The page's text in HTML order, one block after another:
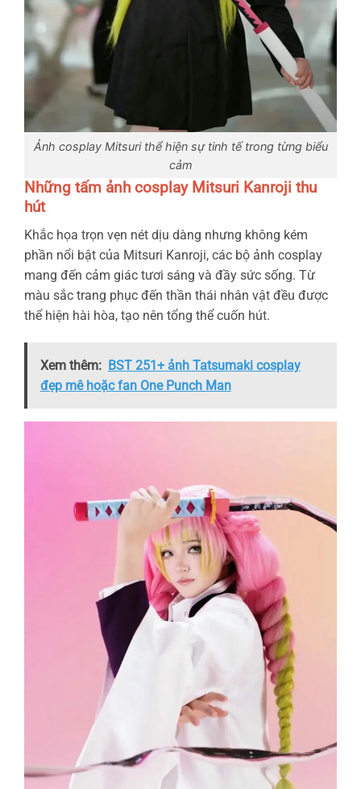
Ảnh cosplay Mitsuri thể hiện sự tinh tế trong từng biểu
cảm
Những tấm ảnh cosplay Mitsuri Kanroji thu
hút
Khắc họa trọn vẹn nét dịu dàng nhưng không kém
phần nổi bật của Mitsuri Kanroji, các bộ ảnh cosplay
mang đến cảm giác tươi sáng và đầy sức sống. Từ
màu sắc trang phục đến thần thái nhân vật đều được
thể hiện hài hòa, tạo nên tổng thể cuốn hút.
Xem thêm: BST 251+ ảnh Tatsumaki cosplay
đẹp mê hoặc fan One Punch Man